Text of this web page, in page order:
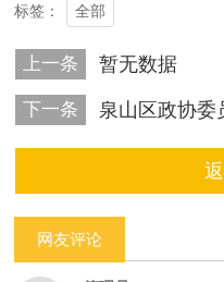
标签： 全部
上一条 暂无数据
下一条 泉山区政协委
网友评论